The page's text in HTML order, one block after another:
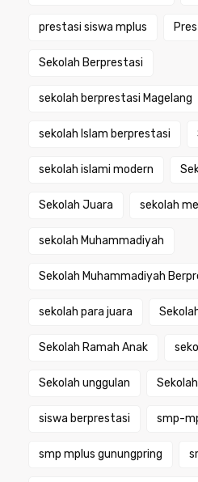
prestasi siswa mplus
Sekolah Berprestasi
sekolah berprestasi Magelang
sekolah Islam berprestasi
sekolah islami modern
Sekolah Juara sekolah
sekolah Muhammadiyah
Sekolah Muhammadiyah
sekolah para juara
Sekolah Ramah Anak
Sekolah unggulan
siswa berprestasi smp-
smp mplus gunungpring